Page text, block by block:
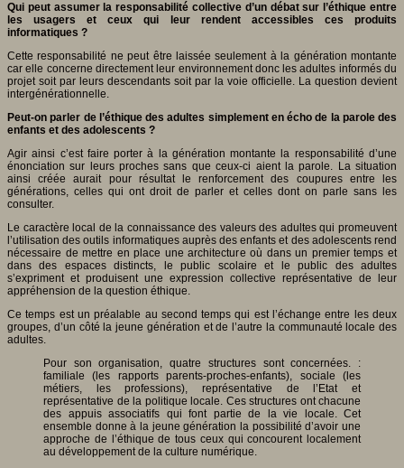
Qui peut assumer la responsabilité collective d’un débat sur l’éthique entre
les usagers et ceux qui leur rendent accessibles ces produits
informatiques ?
Cette responsabilité ne peut être laissée seulement à la génération montante
car elle concerne directement leur environnement donc les adultes informés du
projet soit par leurs descendants soit par la voie officielle. La question devient
intergénérationnelle.
Peut-on parler de l’éthique des adultes simplement en écho de la parole des
enfants et des adolescents ?
Agir ainsi c’est faire porter à la génération montante la responsabilité d’une
énonciation sur leurs proches sans que ceux-ci aient la parole. La situation
ainsi créée aurait pour résultat le renforcement des coupures entre les
générations, celles qui ont droit de parler et celles dont on parle sans les
consulter.
Le caractère local de la connaissance des valeurs des adultes qui promeuvent
l’utilisation des outils informatiques auprès des enfants et des adolescents rend
nécessaire de mettre en place une architecture où dans un premier temps et
dans des espaces distincts, le public scolaire et le public des adultes
s’expriment et produisent une expression collective représentative de leur
appréhension de la question éthique.
Ce temps est un préalable au second temps qui est l’échange entre les deux
groupes, d’un côté la jeune génération et de l’autre la communauté locale des
adultes.
Pour son organisation, quatre structures sont concernées. :
familiale (les rapports parents-proches-enfants), sociale (les
métiers, les professions), représentative de l’Etat et
représentative de la politique locale. Ces structures ont chacune
des appuis associatifs qui font partie de la vie locale. Cet
ensemble donne à la jeune génération la possibilité d’avoir une
approche de l’éthique de tous ceux qui concourent localement
au développement de la culture numérique.